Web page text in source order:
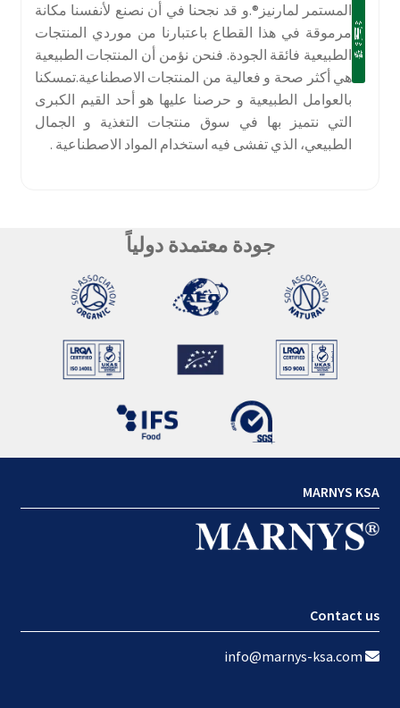
المستمر لمارنيز®.و قد نجحنا في أن نصنع لأنفسنا مكانة
مرموقة في هذا القطاع باعتبارنا من موردي المنتجات
الطبيعية فائقة الجودة. فنحن نؤمن أن المنتجات الطبيعية
هي أكثر صحة و فعالية من المنتجات الاصطناعية.تمسكنا
بالعوامل الطبيعية و حرصنا عليها هو أحد القيم الكبرى
التي نتميز بها في سوق منتجات التغذية و الجمال
الطبيعي، الذي تفشى فيه استخدام المواد الاصطناعية .
جودة معتمدة دولياً
MARNYS KSA
Contact us
info@marnys-ksa.com